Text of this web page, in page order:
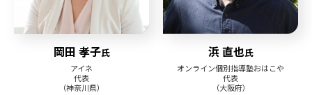
岡田 孝子氏
アイネ
代表
（神奈川県）
浜 直也氏
オンライン個別指導塾おはこや
代表
（大阪府）